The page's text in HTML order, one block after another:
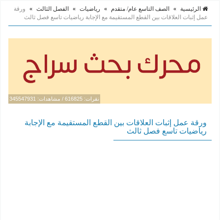
الرئيسية » الصف التاسع عام/ متقدم » رياضيات » الفصل الثالث »
ورقة
عمل إثبات العلاقات بين القطع المستقيمة مع الإجابة رياضيات تاسع فصل ثالث
نقرات: 616825 / مشاهدات: 345547931
ورقة عمل إثبات العلاقات بين القطع المستقيمة مع الإجابة
رياضيات تاسع فصل ثالث